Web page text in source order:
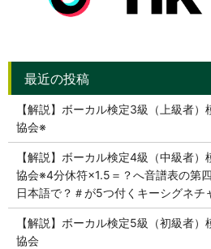
【解説】ボーカル検定3級（上級者
協会※
【解説】ボーカル検定4級（中級者
協会※4分休符×1.5＝？へ音譜表の第
日本語で？＃が5つ付くキーシグネチ
【解説】ボーカル検定5級（初級者
協会